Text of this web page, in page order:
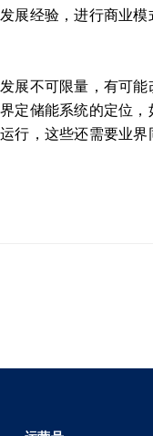
展经验，进行商业模
不可限量，有可能
定储能系统的定位，
行，这些还需要业界